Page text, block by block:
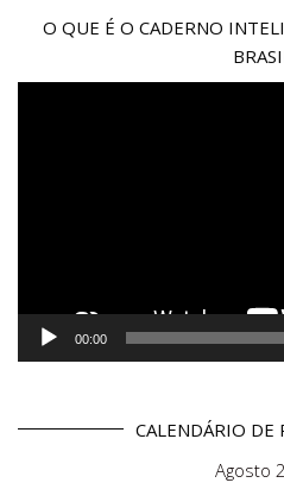
O QUE É O CADERNO
00:00
CALENDÁRIO DE
Agosto